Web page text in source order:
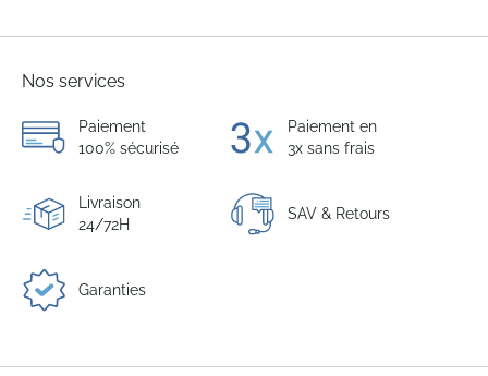
Nos services
Paiement
100% sécurisé
Paiement en
3x sans frais
Livraison
24/72H
SAV & Retours
Garanties